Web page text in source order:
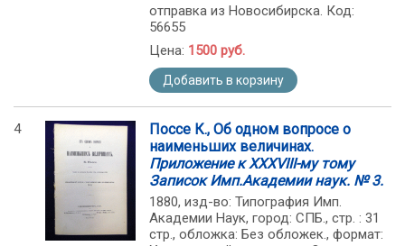
отправка из Новосибирска. Код:
56655
Цена: 1500 руб.
Добавить в корзину
4
Поссе К., Об одном вопросе о
наименьших величинах.
Приложение к XXXVIII-му тому
Записок Имп.Академии наук. № 3.
1880, изд-во: Типография Имп.
Академии Наук, город: СПБ., стр. : 31
стр., обложка: Без обложек., формат: